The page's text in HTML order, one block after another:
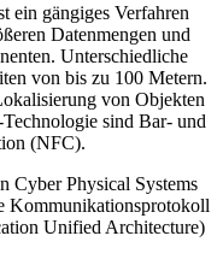
ein gängiges Verfahren
Datenmengen und
Unterschiedliche
von bis zu 100 Metern.
von Objekten
sind Bar- und
(NFC).
Cyber Physical Systems
Kommunikationsprotokoll
Unified Architecture)